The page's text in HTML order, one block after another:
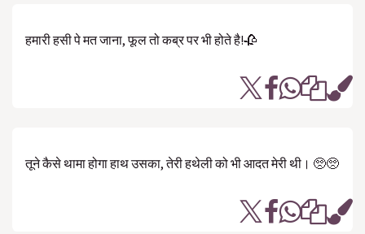
हमारी हसी पे मत जाना, फूल तो कब्र पर भी होते है!🥀
तूने कैसे थामा होगा हाथ उसका, तेरी हथेली को भी आदत मेरी थी। 🥺🥺